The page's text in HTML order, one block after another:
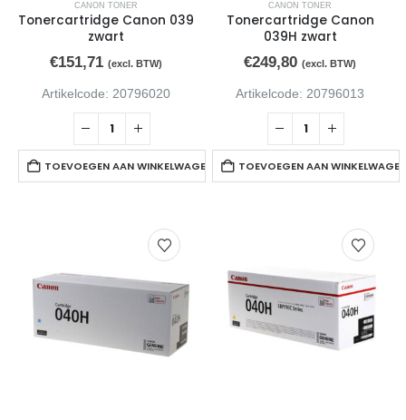
CANON TONER
Tonercartridge Canon 039
zwart
€151,71 (excl. BTW)
Artikelcode: 20796020
TOEVOEGEN AAN WINKELWAGEN
CANON TONER
Tonercartridge Canon
039H zwart
€249,80 (excl. BTW)
Artikelcode: 20796013
TOEVOEGEN AAN